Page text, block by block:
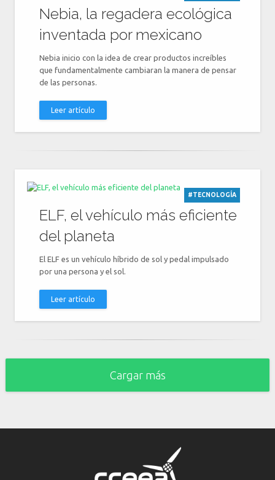
Nebia, la regadera ecológica
inventada por mexicano
Nebia inicio con la idea de crear productos increíbles
que fundamentalmente cambiaran la manera de pensar
de las personas.
Leer artículo
#TECNOLOGÍA
ELF, el vehículo más eficiente
del planeta
El ELF es un vehículo híbrido de sol y pedal impulsado
por una persona y el sol.
Leer artículo
Cargar más